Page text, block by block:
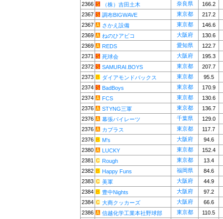
2366
（株）吉田土木 奈良県
166.2
2367
調布BIGWAVE 東京都
217.2
2367
さかえ設備 東京都
146.6
2369
ねのひアビコ 大阪府
130.6
2369
REDS 愛知県
122.7
2371
死球会 大阪府
195.3
2372
SAMURAI.BOYS 東京都
207.7
2373
ダイアモンドバックス 東京都
95.5
2374
BadBoys 東京都
170.9
2374
FCS 東京都
130.6
2376
STYNG三軍 東京都
136.7
2376
幕張パイレーツ 千葉県
129.0
2376
カプラス 東京都
117.7
2376
M's 大阪府
94.6
2380
LUCKY 東京都
152.4
2381
Rough 東京都
13.4
2382
Happy Funs 福岡県
84.6
2383
美軍 大阪府
44.9
2384
豊中Nights 大阪府
97.2
2384
大商クッカーズ 大阪府
66.6
2386
信越化学工業本社野球部 東京都
110.5